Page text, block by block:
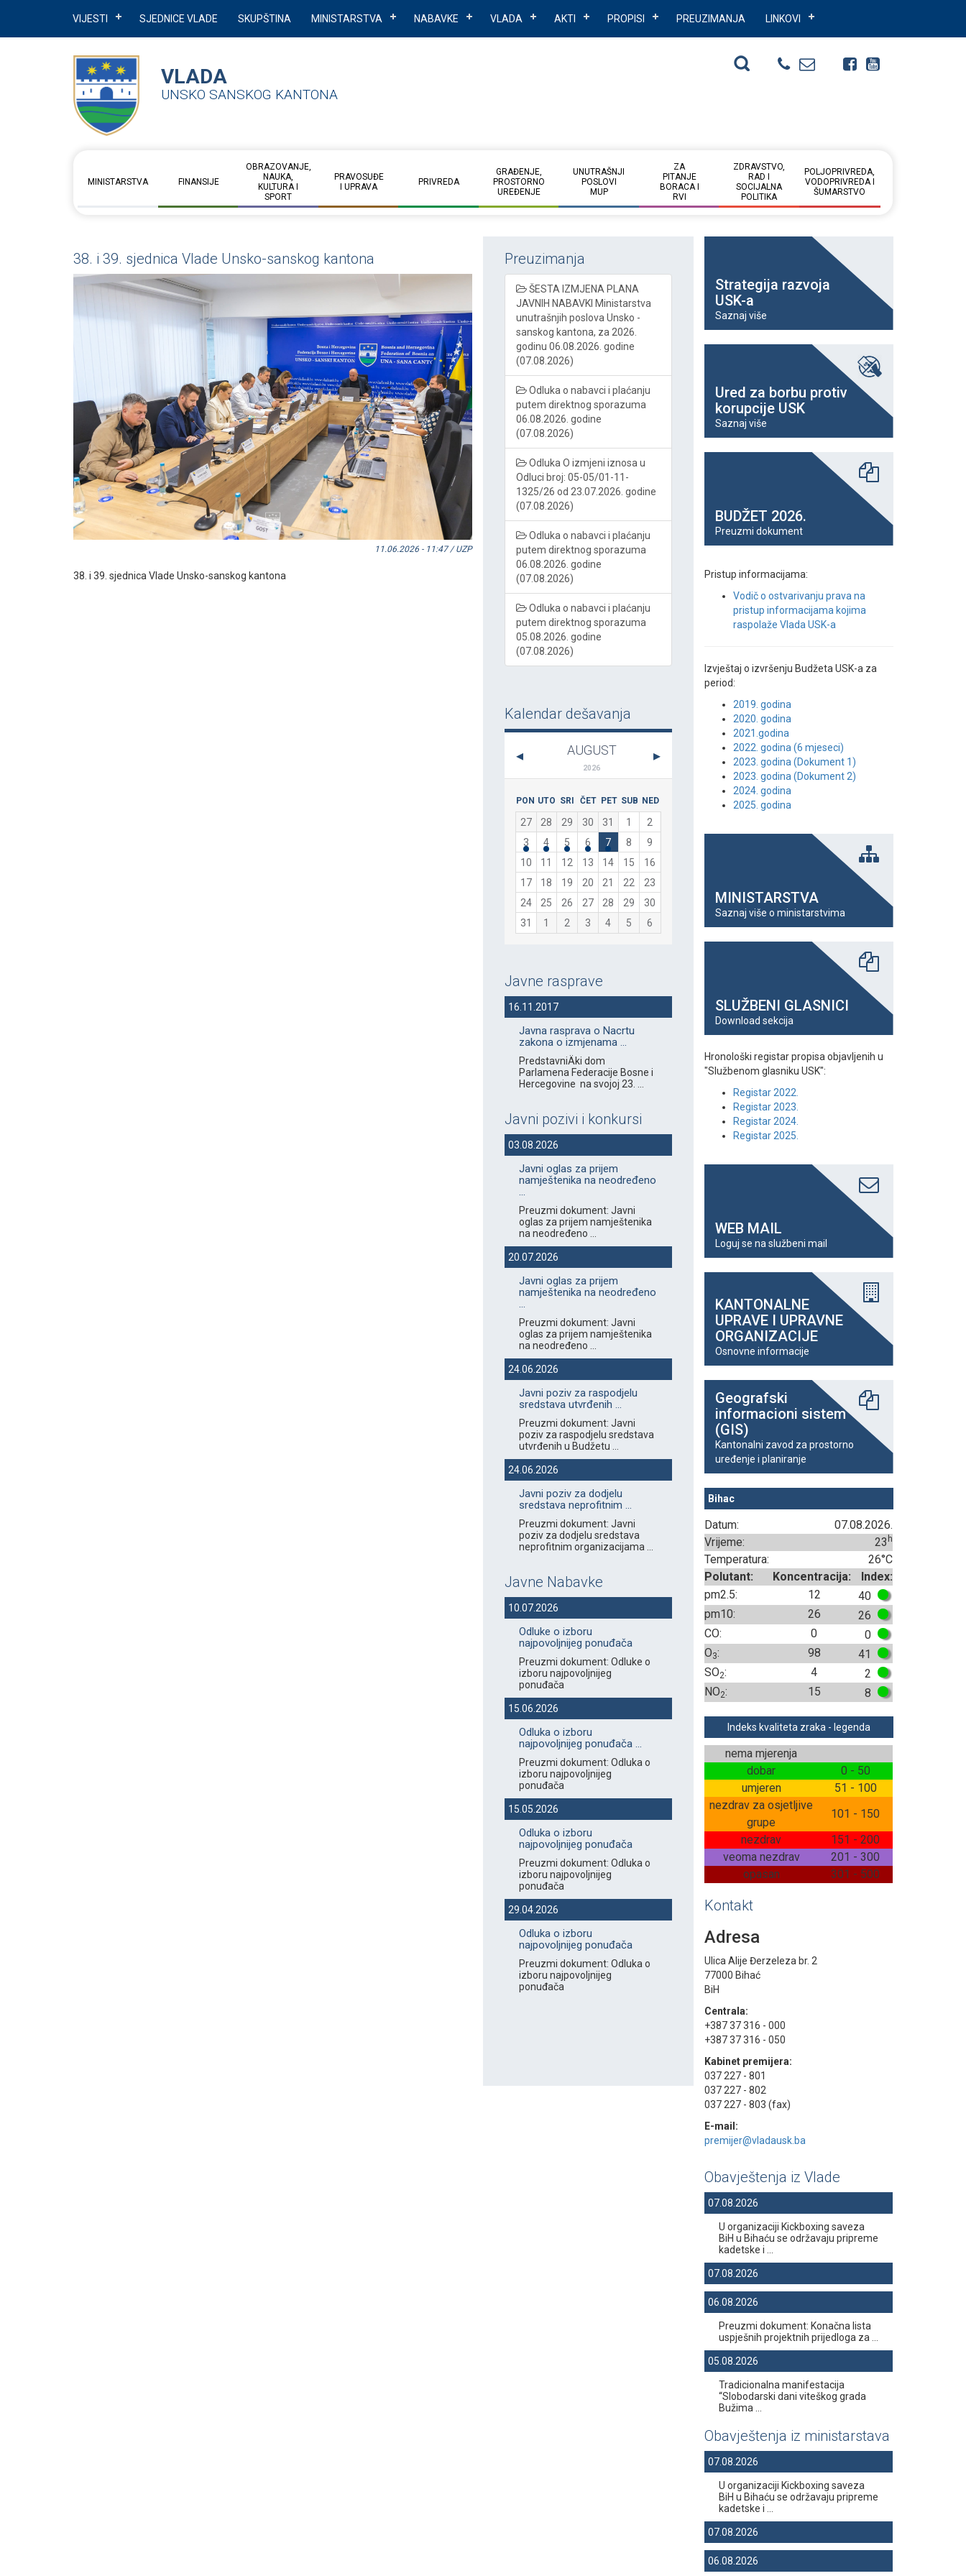
VIJESTI SJEDNICE VLADE SKUPŠTINA MINISTARSTVA NABAVKE VLADA AKTI PROPISI PREUZIMANJA LINKOVI
VLADA
UNSKO SANSKOG KANTONA
MINISTARSTVA FINANSIJE
OBRAZOVANJE,
NAUKA,
KULTURA I
SPORT
PRAVOSUĐE
I UPRAVA
PRIVREDA
GRAĐENJE,
PROSTORNO
UREĐENJE
UNUTRAŠNJI
POSLOVI
MUP
ZA
PITANJE
BORACA I
RVI
ZDRAVSTVO,
RAD I
SOCIJALNA
POLITIKA
POLJOPRIVREDA,
VODOPRIVREDA I
ŠUMARSTVO
38. i 39. sjednica Vlade Unsko-sanskog kantona
11.06.2026 - 11:47 / UZP
38. i 39. sjednica Vlade Unsko-sanskog kantona
Preuzimanja
ŠESTA IZMJENA PLANA
JAVNIH NABAVKI Ministarstva
unutrašnjih poslova Unsko -
sanskog kantona, za 2026.
godinu 06.08.2026. godine
(07.08.2026)
Odluka o nabavci i plaćanju
putem direktnog sporazuma
06.08.2026. godine
(07.08.2026)
Odluka O izmjeni iznosa u
Odluci broj: 05-05/01-11-
1325/26 od 23.07.2026. godine
(07.08.2026)
Odluka o nabavci i plaćanju
putem direktnog sporazuma
06.08.2026. godine
(07.08.2026)
Odluka o nabavci i plaćanju
putem direktnog sporazuma
05.08.2026. godine
(07.08.2026)
Kalendar dešavanja
AUGUST
2026
PON UTO SRI ČET PET SUB NED
27 28 29 30 31 1
2
3
4 5 6 7 8
9
10
11 12 13 14 15
16
17
18 19 20 21 22
23
24
25 26 27 28 29
30
31
1 2 3 4 5 6
Javne rasprave
16.11.2017
Javna rasprava o Nacrtu
zakona o izmjenama ...
PredstavniÄki dom
Parlamena Federacije Bosne i
Hercegovine na svojoj 23. ...
Javni pozivi i konkursi
03.08.2026
Javni oglas za prijem
namještenika na neodređeno
...
Preuzmi dokument: Javni
oglas za prijem namještenika
na neodređeno ...
20.07.2026
Javni oglas za prijem
namještenika na neodređeno
...
Preuzmi dokument: Javni
oglas za prijem namještenika
na neodređeno ...
24.06.2026
Javni poziv za raspodjelu
sredstava utvrđenih ...
Preuzmi dokument: Javni
poziv za raspodjelu sredstava
utvrđenih u Budžetu ...
24.06.2026
Javni poziv za dodjelu
sredstava neprofitnim ...
Preuzmi dokument: Javni
poziv za dodjelu sredstava
neprofitnim organizacijama ...
Javne Nabavke
10.07.2026
Odluke o izboru
najpovoljnijeg ponuđača
Preuzmi dokument: Odluke o
izboru najpovoljnijeg
ponuđača
15.06.2026
Odluka o izboru
najpovoljnijeg ponuđača ...
Preuzmi dokument: Odluka o
izboru najpovoljnijeg
ponuđača
15.05.2026
Odluka o izboru
najpovoljnijeg ponuđača
Preuzmi dokument: Odluka o
izboru najpovoljnijeg
ponuđača
29.04.2026
Odluka o izboru
najpovoljnijeg ponuđača
Preuzmi dokument: Odluka o
izboru najpovoljnijeg
ponuđača
Strategija razvoja
USK-a
Saznaj više
Ured za borbu protiv
korupcije USK
Saznaj više
BUDŽET 2026.
Preuzmi dokument
Pristup informacijama:
Vodič o ostvarivanju prava na
pristup informacijama kojima
raspolaže Vlada USK-a
Izvještaj o izvršenju Budžeta USK-a za
period:
2019. godina
2020. godina
2021.godina
2022. godina (6 mjeseci)
2023. godina (Dokument 1)
2023. godina (Dokument 2)
2024. godina
2025. godina
MINISTARSTVA
Saznaj više o ministarstvima
SLUŽBENI GLASNICI
Download sekcija
Hronološki registar propisa objavljenih u
"Službenom glasniku USK":
Registar 2022.
Registar 2023.
Registar 2024.
Registar 2025.
WEB MAIL
Loguj se na službeni mail
KANTONALNE
UPRAVE I UPRAVNE
ORGANIZACIJE
Osnovne informacije
Geografski
informacioni sistem
(GIS)
Kantonalni zavod za prostorno
uređenje i planiranje
Bihac
Datum:
07.08.2026.
Vrijeme:
23 h
Temperatura:
26°C
Polutant:
Koncentracija:
Index:
pm2.5:
12
40
pm10:
26
26
CO:
0
0
O3: 98
41
SO2: 4
2
NO2: 15 8
Indeks kvaliteta zraka - legenda
nema mjerenja
dobar
0 - 50
umjeren
51 - 100
nezdrav za osjetljive
grupe
101 - 150
nezdrav
151 - 200
veoma nezdrav
201 - 300
opasan
301 - 500
Kontakt
Adresa
Ulica Alije Đerzeleza br. 2
77000 Bihać
BiH
Centrala:
+387 37 316 - 000
+387 37 316 - 050
Kabinet premijera:
037 227 - 801
037 227 - 802
037 227 - 803 (fax)
E-mail:
premijer@vladausk.ba
Obavještenja iz Vlade
07.08.2026
U organizaciji Kickboxing saveza
BiH u Bihaću se održavaju pripreme
kadetske i ...
07.08.2026
06.08.2026
Preuzmi dokument: Konačna lista
uspješnih projektnih prijedloga za ...
05.08.2026
Tradicionalna manifestacija
“Slobodarski dani viteškog grada
Bužima ...
Obavještenja iz ministarstava
07.08.2026
U organizaciji Kickboxing saveza
BiH u Bihaću se održavaju pripreme
kadetske i ...
07.08.2026
06.08.2026